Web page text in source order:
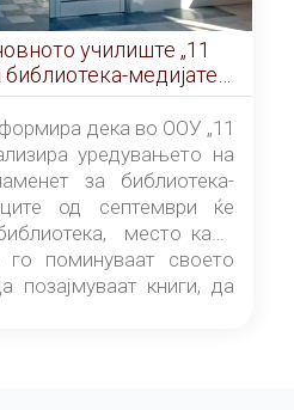
училиште „11
медијатека
дека во ООУ „11
уредувањето на
за библиотека-
од септември ќе
место каде
поминуваат своето
позајмуваат книги, да